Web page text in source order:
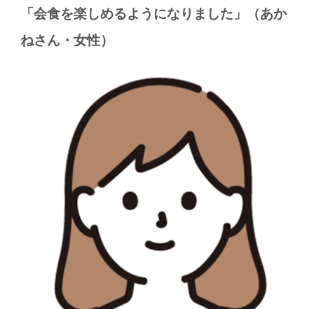
「会食を楽しめるようになりました」（あか
ねさん・女性）